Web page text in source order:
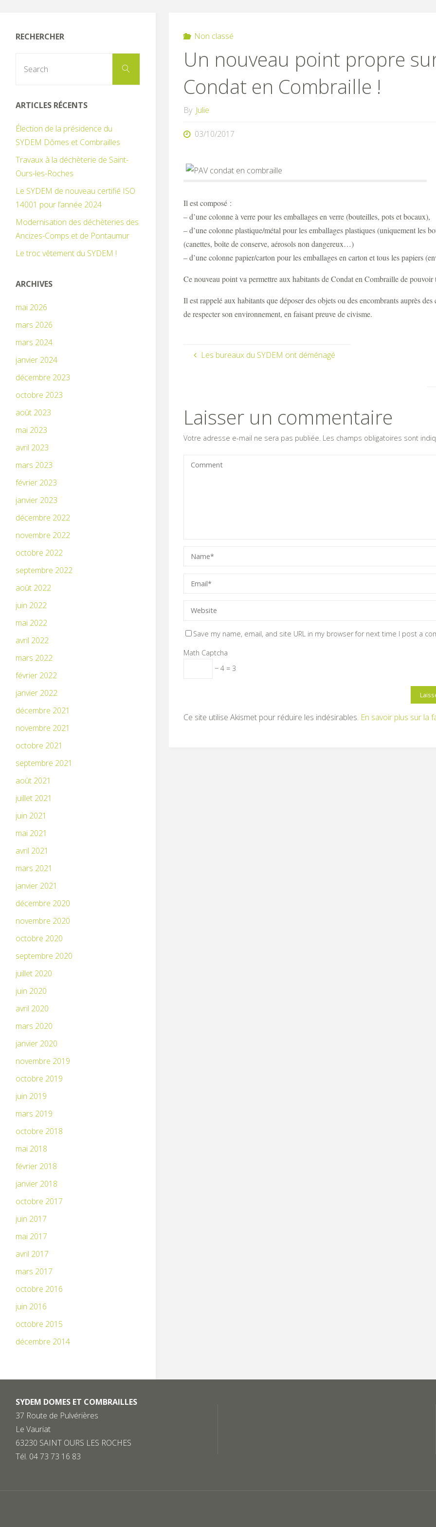
Non classé
Un nouveau point propre
Condat en Combraille !
By Julie
03/10/2017
Il est composé :
– d’une colonne à verre pour les emballages en verre (bouteilles, pots et bocaux),
– d’une colonne plastique/métal pour les emballages plastiques (uniquement les
(canettes, boîte de conserve, aérosols non dangereux…)
– d’une colonne papier/carton pour les emballages en carton et tous les papiers
Ce nouveau point va permettre aux habitants de Condat en Combraille de
Il est rappelé aux habitants que déposer des objets ou des encombrants auprès
de respecter son environnement, en faisant preuve de civisme.
Les bureaux du SYDEM ont déménagé
Laisser un commentaire
Votre adresse e-mail ne sera pas publiée. Les champs obligatoires sont
Save my name, email, and site URL in my browser for next time I post a
Math Captcha
− 4 = 3
Ce site utilise Akismet pour réduire les indésirables. En savoir plus sur la
RECHERCHER
Search
ARTICLES RÉCENTS
Élection de la présidence du
SYDEM Dômes et Combrailles
Travaux à la déchèterie de Saint-
Ours-les-Roches
Le SYDEM de nouveau certifié ISO
14001 pour l’année 2024
Modernisation des déchèteries des
Ancizes-Comps et de Pontaumur
Le troc vêtement du SYDEM !
ARCHIVES
mai 2026
mars 2026
mars 2024
janvier 2024
décembre 2023
octobre 2023
août 2023
mai 2023
avril 2023
mars 2023
février 2023
janvier 2023
décembre 2022
novembre 2022
octobre 2022
septembre 2022
août 2022
juin 2022
mai 2022
avril 2022
mars 2022
février 2022
janvier 2022
décembre 2021
novembre 2021
octobre 2021
septembre 2021
août 2021
juillet 2021
juin 2021
mai 2021
avril 2021
mars 2021
janvier 2021
décembre 2020
novembre 2020
octobre 2020
septembre 2020
juillet 2020
juin 2020
avril 2020
mars 2020
janvier 2020
novembre 2019
octobre 2019
juin 2019
mars 2019
octobre 2018
mai 2018
février 2018
janvier 2018
octobre 2017
juin 2017
mai 2017
avril 2017
mars 2017
octobre 2016
juin 2016
octobre 2015
décembre 2014
SYDEM DOMES ET COMBRAILLES
37 Route de Pulvérières
Le Vauriat
63230 SAINT OURS LES ROCHES
Tél. 04 73 73 16 83